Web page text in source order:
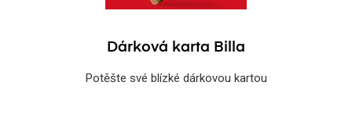
Dárková karta Billa
Potěšte své blízké dárkovou kartou